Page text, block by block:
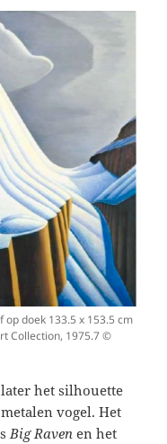
op doek 133.5 x 153.5 cm
Collection, 1975.7 ©
het silhouette
vogel. Het
Big Raven en het